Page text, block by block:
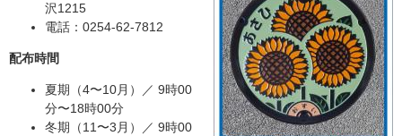
沢1215
電話：0254-62-7812
配布時間
夏期（4〜10月）／ 9時00
分〜18時00分
冬期（11〜3月）／ 9時00